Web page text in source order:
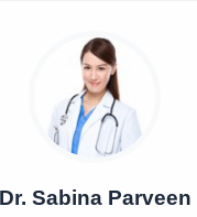
Dr. Sabina Parveen